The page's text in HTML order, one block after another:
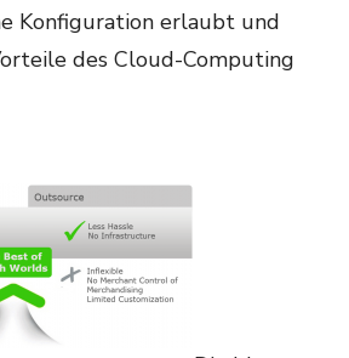
Konfiguration erlaubt und
des Cloud-Computing